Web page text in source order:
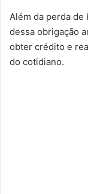
Além da perda
dessa obrigação
obter crédito e
do cotidiano.